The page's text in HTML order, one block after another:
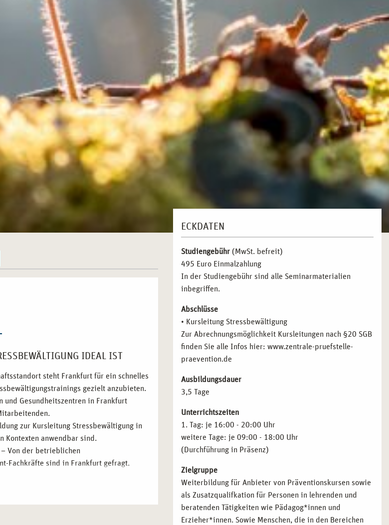
IDEAL IST
steht Frankfurt für ein schnelles
gezielt anzubieten.
und Gesundheitszentren in Frankfurt
zur Kursleitung Stressbewältigung in
Kontexten anwendbar sind.
– Von der betrieblichen
Fachkräfte sind in Frankfurt gefragt.
in ihre Programme aufnehmen.
ECKDATEN
Studiengebühr (MwSt. befreit)
495 Euro Einmalzahlung
In der Studiengebühr sind alle Seminarmaterialien
inbegriffen.
Abschlüsse
• Kursleitung Stressbewältigung
Zur Abrechnungsmöglichkeit Kursleitungen nach §20 SGB
finden Sie alle Infos hier: www.zentrale-pruefstelle-
praevention.de
Ausbildungsdauer
3,5 Tage
Unterrichtszeiten
1. Tag: je 16:00 - 20:00 Uhr
weitere Tage: je 09:00 - 18:00 Uhr
(Durchführung in Präsenz)
Zielgruppe
Weiterbildung für Anbieter von Präventionskursen sowie
als Zusatzqualifkation für Personen in lehrenden und
beratenden Tätigkeiten wie Pädagog*innen und
Erzieher*innen. Sowie Menschen, die in den Bereichen